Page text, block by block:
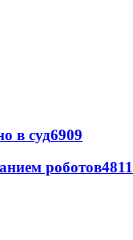
в суд6909
роботов4811